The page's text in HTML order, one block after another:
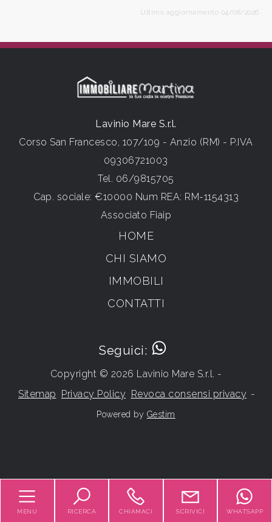
Ultimo aggiornamento 04/08/2026
Lavinio Mare S.r.l.
Corso San Francesco, 107/109 - Anzio (RM) - P.IVA
09306721003
Tel. 06/9815705
Cap. sociale: €10000 Num REA: RM-1154313
Associato Fiaip
HOME
CHI SIAMO
IMMOBILI
CONTATTI
Seguici:
Copyright © 2026 Lavinio Mare S.r.l. -
Sitemap Privacy Policy Revoca consensi privacy -
Powered by Gestim
MENU RICERCA CHIAMACI SCRIVICI WHATSAPP